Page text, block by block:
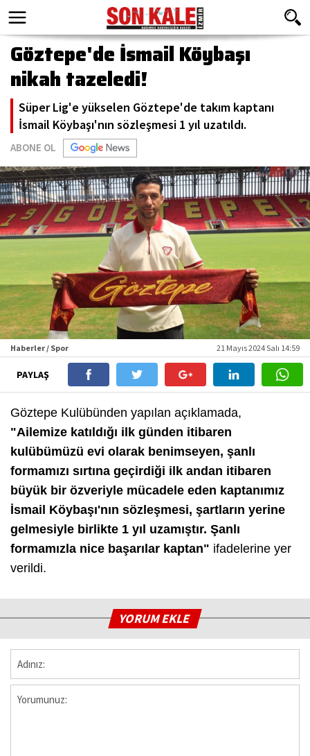
Göztepe'de İsmail Köybaşı
nikah tazeledi!
Süper Lig'e yükselen Göztepe'de takım kaptanı
İsmail Köybaşı'nın sözleşmesi 1 yıl uzatıldı.
ABONE OL
Haberler / Spor 21 Mayıs 2024 Salı 14:59
PAYLAŞ
Göztepe Kulübünden yapılan açıklamada,
"Ailemize katıldığı ilk günden itibaren
kulübümüzü evi olarak benimseyen, şanlı
formamızı sırtına geçirdiği ilk andan itibaren
büyük bir özveriyle mücadele eden kaptanımız
İsmail Köybaşı'nın sözleşmesi, şartların yerine
gelmesiyle birlikte 1 yıl uzamıştır. Şanlı
formamızla nice başarılar kaptan" ifadelerine yer
verildi.
YORUM EKLE